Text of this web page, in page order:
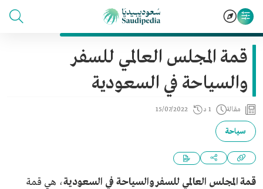
قمة المجلس العالمي للسفر
والسياحة في السعودية
مقالة 1 د 15/07/2022
سياحة
قمة المجلس العالمي للسفر والسياحة في السعودية، هي قمة